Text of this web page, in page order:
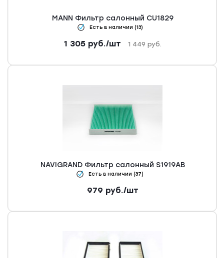
MANN Фильтр салонный CU1829
Есть в наличии (13)
1 305руб./шт 1 449 руб.
NAVIGRAND Фильтр салонный S1919AB
Есть в наличии (37)
979 руб./шт